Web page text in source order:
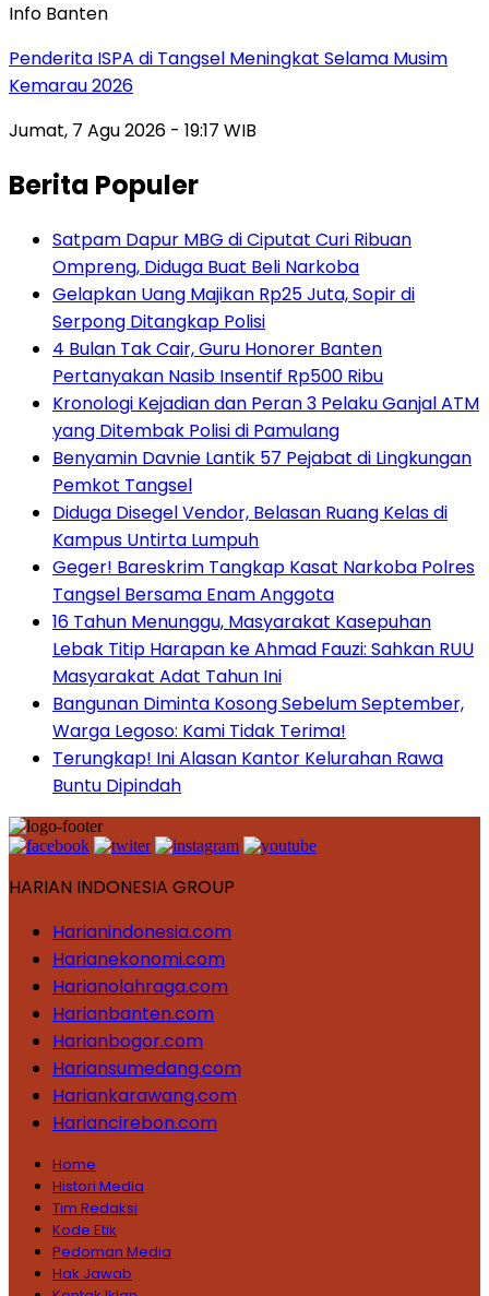
Info Banten
Penderita ISPA di Tangsel Meningkat Selama Musim
Kemarau 2026
Jumat, 7 Agu 2026 - 19:17 WIB
Berita Populer
Satpam Dapur MBG di Ciputat Curi Ribuan
Ompreng, Diduga Buat Beli Narkoba
Gelapkan Uang Majikan Rp25 Juta, Sopir di
Serpong Ditangkap Polisi
4 Bulan Tak Cair, Guru Honorer Banten
Pertanyakan Nasib Insentif Rp500 Ribu
Kronologi Kejadian dan Peran 3 Pelaku Ganjal ATM
yang Ditembak Polisi di Pamulang
Benyamin Davnie Lantik 57 Pejabat di Lingkungan
Pemkot Tangsel
Diduga Disegel Vendor, Belasan Ruang Kelas di
Kampus Untirta Lumpuh
Geger! Bareskrim Tangkap Kasat Narkoba Polres
Tangsel Bersama Enam Anggota
16 Tahun Menunggu, Masyarakat Kasepuhan
Lebak Titip Harapan ke Ahmad Fauzi: Sahkan RUU
Masyarakat Adat Tahun Ini
Bangunan Diminta Kosong Sebelum September,
Warga Legoso: Kami Tidak Terima!
Terungkap! Ini Alasan Kantor Kelurahan Rawa
Buntu Dipindah
HARIAN INDONESIA GROUP
Harianindonesia.com
Harianekonomi.com
Harianolahraga.com
Harianbanten.com
Harianbogor.com
Hariansumedang.com
Hariankarawang.com
Hariancirebon.com
Home
Histori Media
Tim Redaksi
Kode Etik
Pedoman Media
Hak Jawab